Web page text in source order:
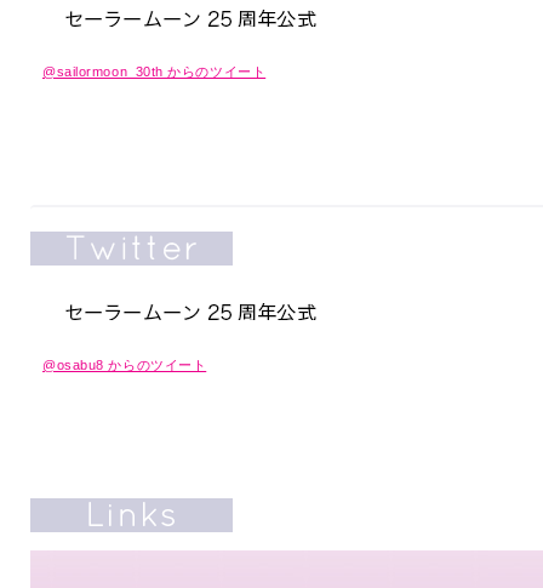
@sailormoon_30th からのツイート
@osabu8 からのツイート